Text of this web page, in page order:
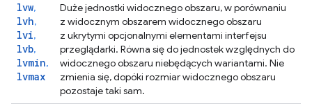
lvw,
lvh,
lvi,
lvb,
lvmin,
lvmax
Duże jednostki widocznego obszaru, w porównaniu
z widocznym obszarem widocznego obszaru
z ukrytymi opcjonalnymi elementami interfejsu
przeglądarki. Równa się do jednostek względnych do
widocznego obszaru niebędących wariantami. Nie
zmienia się, dopóki rozmiar widocznego obszaru
pozostaje taki sam.